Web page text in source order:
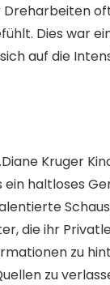
Dies war
auf die
Kruger
haltloses
die ihr
zu
zu